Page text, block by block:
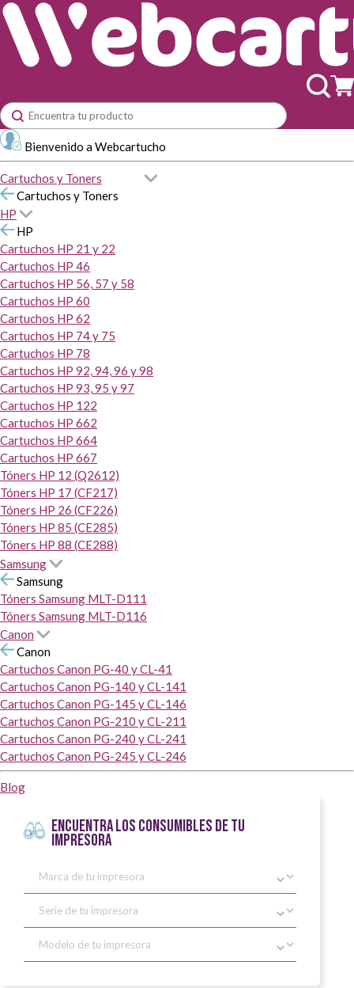
Bienvenido a Webcartucho
Cartuchos y Toners
Cartuchos y Toners
HP
HP
Cartuchos HP 21 y 22
Cartuchos HP 46
Cartuchos HP 56, 57 y 58
Cartuchos HP 60
Cartuchos HP 62
Cartuchos HP 74 y 75
Cartuchos HP 78
Cartuchos HP 92, 94, 96 y 98
Cartuchos HP 93, 95 y 97
Cartuchos HP 122
Cartuchos HP 662
Cartuchos HP 664
Cartuchos HP 667
Tóners HP 12 (Q2612)
Tóners HP 17 (CF217)
Tóners HP 26 (CF226)
Tóners HP 85 (CE285)
Tóners HP 88 (CE288)
Samsung
Samsung
Tóners Samsung MLT-D111
Tóners Samsung MLT-D116
Canon
Canon
Cartuchos Canon PG-40 y CL-41
Cartuchos Canon PG-140 y CL-141
Cartuchos Canon PG-145 y CL-146
Cartuchos Canon PG-210 y CL-211
Cartuchos Canon PG-240 y CL-241
Cartuchos Canon PG-245 y CL-246
Blog
ENCUENTRA LOS CONSUMIBLES DE TU
IMPRESORA